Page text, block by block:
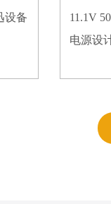
设备
11.1V
电源设